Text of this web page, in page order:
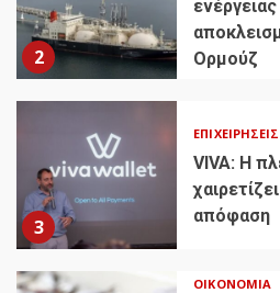
2
Ορμούζ
3
ΕΠΙΧΕΙΡΉΣΕΙΣ
VIVA: Η
απόφαση
ΟΙΚΟΝΟΜΊΑ